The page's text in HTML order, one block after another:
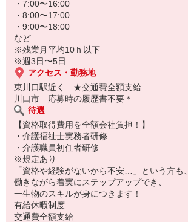
・7:00〜16:00
・8:00〜17:00
・9:00〜18:00
など
※残業月平均10ｈ以下
※週3日〜5日
アクセス・勤務地
東川口駅近く ★交通費全額支給
川口市 応募時の履歴書不要＊
待遇
【資格取得費用を全額会社負担！】
・介護福祉士実務者研修
・介護職員初任者研修
※規定あり
「資格や経験がないから不安…」という方も、
働きながら着実にステップアップでき、
一生物のスキルが身につきます！
有給休暇制度
交通費全額支給